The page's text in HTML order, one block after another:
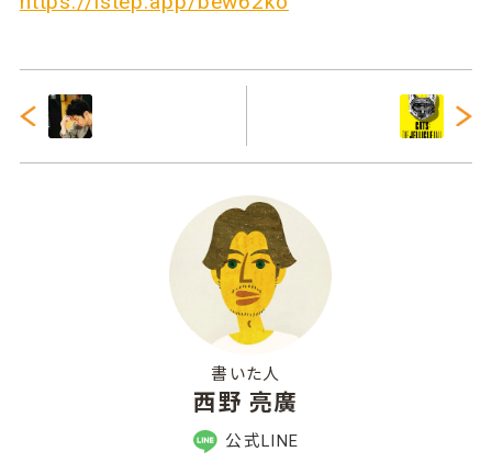
書いた人
西野 亮廣
公式LINE